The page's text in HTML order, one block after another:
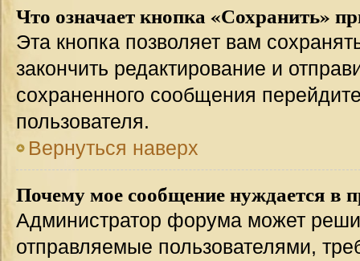
Что означает кнопка «Сохранить»
Эта кнопка позволяет вам
закончить редактирование и
сохраненного сообщения
пользователя.
Вернуться наверх
Почему мое сообщение нуждается в
Администратор форума может
отправляемые пользователями,